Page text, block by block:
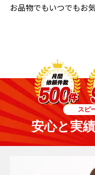
お品物でもいつでもお
スピ
安心と実